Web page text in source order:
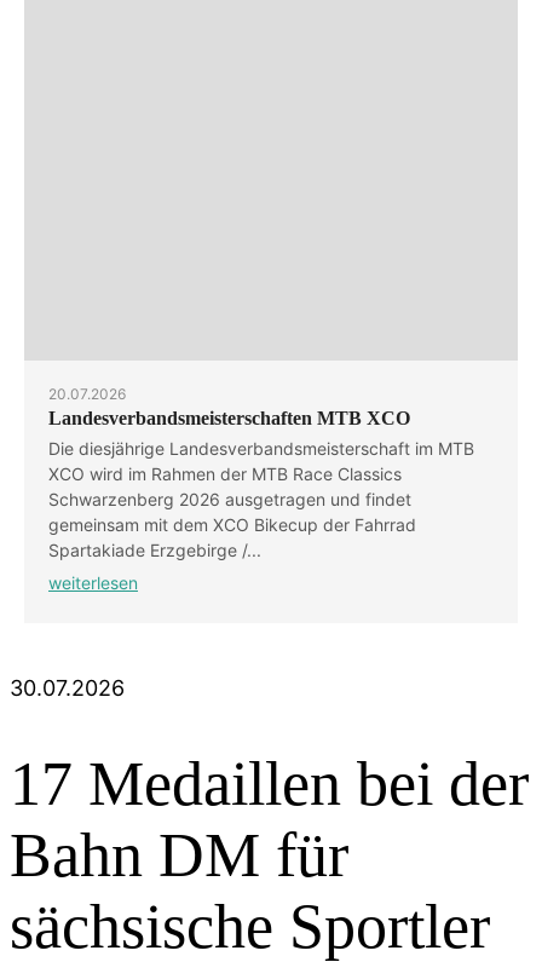
20.07.2026
Landesverbandsmeisterschaften MTB XCO
Die diesjährige Landesverbandsmeisterschaft im MTB
XCO wird im Rahmen der MTB Race Classics
Schwarzenberg 2026 ausgetragen und findet
gemeinsam mit dem XCO Bikecup der Fahrrad
Spartakiade Erzgebirge /...
weiterlesen
30.07.2026
17 Medaillen bei der
Bahn DM für
sächsische Sportler